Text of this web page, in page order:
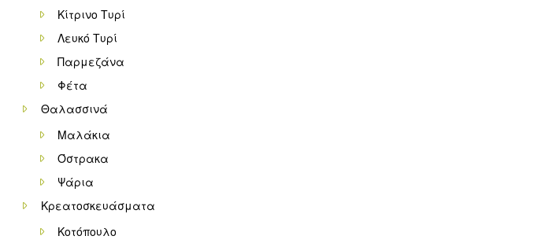
Κίτρινο Τυρί
Λευκό Τυρί
Παρμεζάνα
Φέτα
Θαλασσινά
Μαλάκια
Όστρακα
Ψάρια
Κρεατοσκευάσματα
Κοτόπουλο